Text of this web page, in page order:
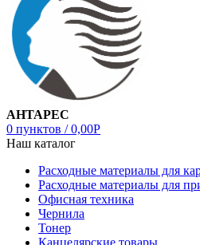
АНТАРЕС
0 пунктов / 0,00Р
Наш каталог
Расходные материалы для
Расходные материалы для
Офисная техника
Чернила
Тонер